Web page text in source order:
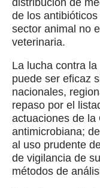
de los
sector animal no
veterinaria.
La lucha contra
puede ser eficaz
nacionales,
repaso por el
actuaciones de la
antimicrobiana;
al uso prudente
de vigilancia de
métodos de